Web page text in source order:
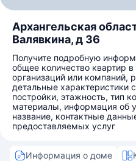
Архангельская
Валявкина, д 36
Получите подробную
общее количество квартир
организаций или компаний,
детальные характеристики
постройки, этажность, тип
материалы, информация об
название, контактные
предоставляемых услуг
Информация о доме